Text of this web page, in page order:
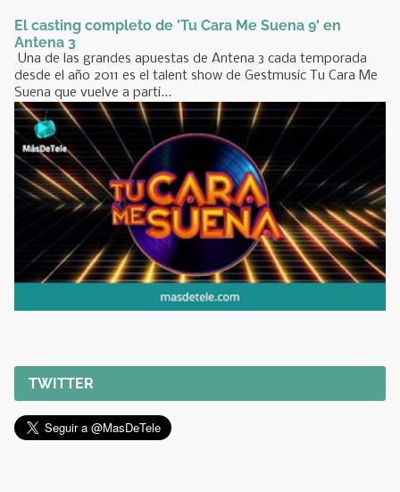
El casting completo de 'Tu Cara Me Suena 9' en
Antena 3
Una de las grandes apuestas de Antena 3 cada temporada
desde el año 2011 es el talent show de Gestmusic Tu Cara Me
Suena que vuelve a parti...
TWITTER